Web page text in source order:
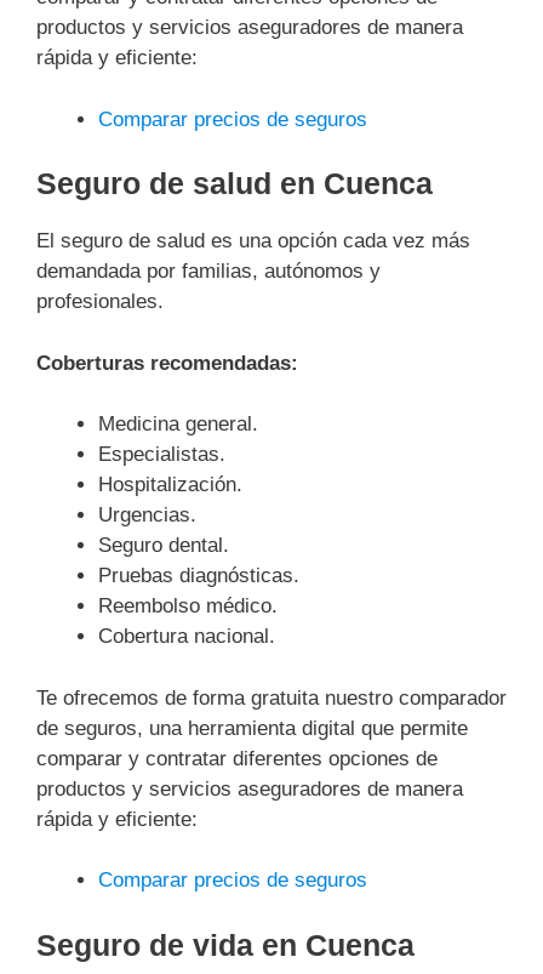
productos y servicios aseguradores de manera
rápida y eficiente:
Comparar precios de seguros
Seguro de salud en Cuenca
El seguro de salud es una opción cada vez más
demandada por familias, autónomos y
profesionales.
Coberturas recomendadas:
Medicina general.
Especialistas.
Hospitalización.
Urgencias.
Seguro dental.
Pruebas diagnósticas.
Reembolso médico.
Cobertura nacional.
Te ofrecemos de forma gratuita nuestro comparador
de seguros, una herramienta digital que permite
comparar y contratar diferentes opciones de
productos y servicios aseguradores de manera
rápida y eficiente:
Comparar precios de seguros
Seguro de vida en Cuenca